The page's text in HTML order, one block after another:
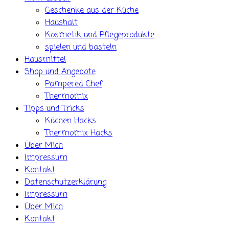
Geschenke aus der Küche
Haushalt
Kosmetik und Pflegeprodukte
spielen und basteln
Hausmittel
Shop und Angebote
Pampered Chef
Thermomix
Tipps und Tricks
Küchen Hacks
Thermomix Hacks
Über Mich
Impressum
Kontakt
Datenschutzerklärung
Impressum
Über Mich
Kontakt